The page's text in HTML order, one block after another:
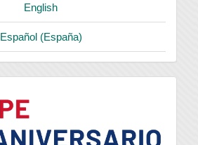
English
Español (España)